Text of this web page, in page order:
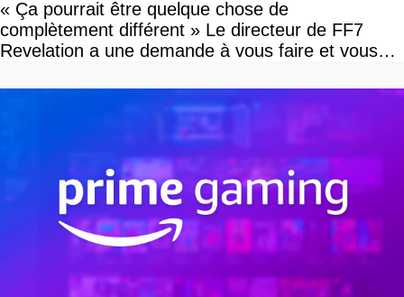
« Ça pourrait être quelque chose de
complètement différent » Le directeur de FF7
Revelation a une demande à vous faire et vous